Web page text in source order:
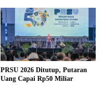
PRSU 2026 Ditutup, Putaran
Uang Capai Rp50 Miliar